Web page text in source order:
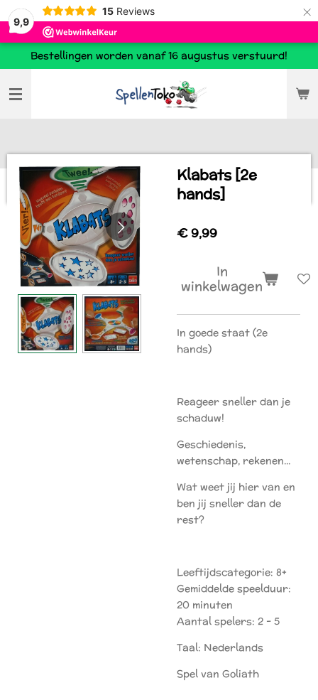
9,9
15 Reviews ×
Bestellingen worden vanaf 16 augustus verstuurd!
Klabats [2e
hands]
€ 9,99
In
winkelwagen
In goede staat (2e
hands)
Reageer sneller dan je
schaduw!
Geschiedenis,
wetenschap, rekenen...
Wat weet jij hier van en
ben jij sneller dan de
rest?
Leeftijdscategorie: 8+
Gemiddelde speelduur:
20 minuten
Aantal spelers: 2 - 5
Taal: Nederlands
Spel van Goliath